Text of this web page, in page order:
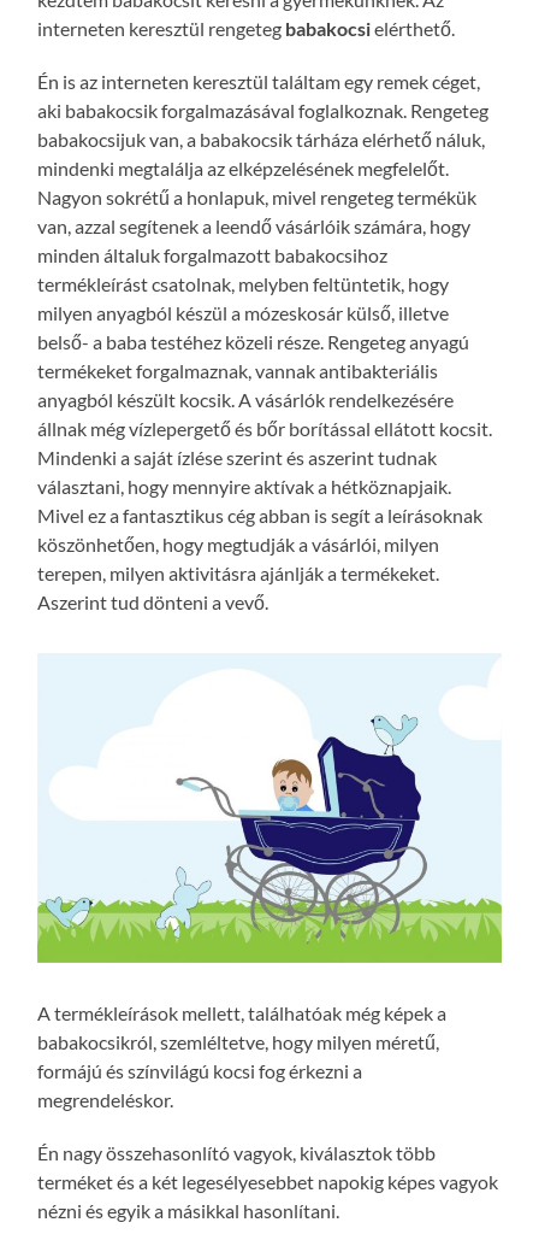
interneten keresztül rengeteg babakocsielérthető.
Én is az interneten keresztül találtam egy remek céget,
aki babakocsik forgalmazásával foglalkoznak. Rengeteg
babakocsijuk van, a babakocsik tárháza elérhető náluk,
mindenki megtalálja az elképzelésének megfelelőt.
Nagyon sokrétű a honlapuk, mivel rengeteg termékük
van, azzal segítenek a leendő vásárlóik számára, hogy
minden általuk forgalmazott babakocsihoz
termékleírást csatolnak, melyben feltüntetik, hogy
milyen anyagból készül a mózeskosár külső, illetve
belső- a baba testéhez közeli része. Rengeteg anyagú
termékeket forgalmaznak, vannak antibakteriális
anyagból készült kocsik. A vásárlók rendelkezésére
állnak még vízlepergető és bőr borítással ellátott kocsit.
Mindenki a saját ízlése szerint és aszerint tudnak
választani, hogy mennyire aktívak a hétköznapjaik.
Mivel ez a fantasztikus cég abban is segít a leírásoknak
köszönhetően, hogy megtudják a vásárlói, milyen
terepen, milyen aktivitásra ajánlják a termékeket.
Aszerint tud dönteni a vevő.
A termékleírások mellett, találhatóak még képek a
babakocsikról, szemléltetve, hogy milyen méretű,
formájú és színvilágú kocsi fog érkezni a
megrendeléskor.
Én nagy összehasonlító vagyok, kiválasztok több
terméket és a két legesélyesebbet napokig képes vagyok
nézni és egyik a másikkal hasonlítani.